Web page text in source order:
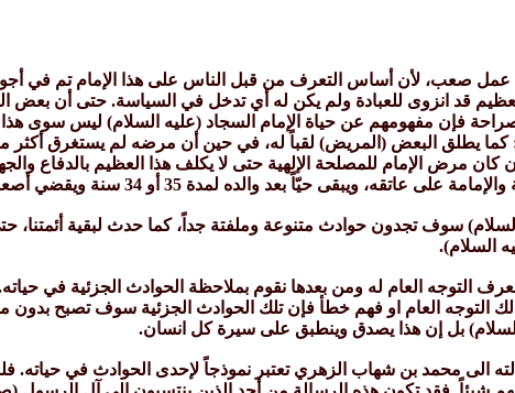
عمل صعب، لأن أساس التعرف من قبل الناس على هذا الإمام تم في
قد انزوى للعبادة ولم يكن له أي تدخل في السياسة. حتى أن بعض
فإن مفهومهم عن حياة الإمام السجاد (عليه السلام) ليس سوى
كما يطلق البعض (المريض) لقباً له، في حين أن مرضه لم يستغرق
مرض الإمام للمصلحة الإلهية حتى لا يكلف هذا العظيم بالدفاع
بعد والده لمدة 35 أو 34 سنة ويقضي أصعب عصور الإمامة عند الشيعة.
سوف تجدون حوادث متنوعة وملفتة جداً، كما حدث لبقية أئمتنا، حتى
السلام).
التوجه العام له ومن بعدها نقوم بملاحظة الحوادث الجزئية في
التوجه العام او فهم خطأ فإن تلك الحوادث الجزئية سوف تصبح بدون
السلام) بل إن هذا يصدق وينطبق على سيرة كل انسان.
الى محمد بن شهاب الزهري تعتبر نموذجاً لإحدى الحوادث في حياته. فلو